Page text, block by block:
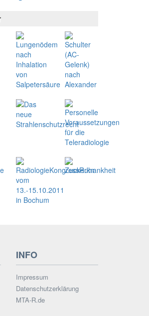
INFO
Impressum
Datenschutzerklärung
MTA-R.de